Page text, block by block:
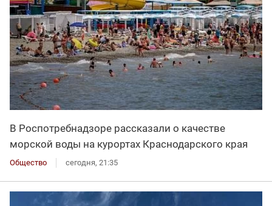
В Роспотребнадзоре рассказали о качестве
морской воды на курортах Краснодарского края
Общество сегодня, 21:35